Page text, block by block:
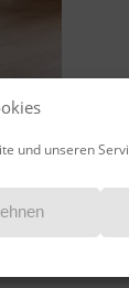
und unseren